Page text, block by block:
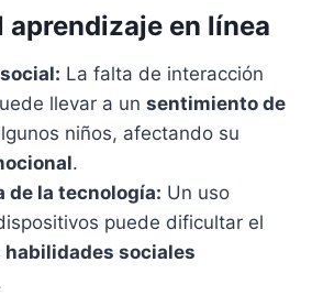
aprendizaje en línea
La falta de interacción
llevar a un sentimiento de
niños, afectando su
.
de la tecnología: Un uso
puede dificultar el
habilidades sociales